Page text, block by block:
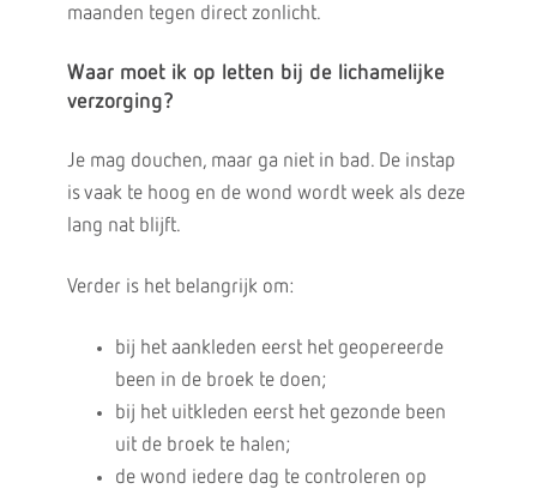
maanden tegen direct zonlicht.
Waar moet ik op letten bij de lichamelijke
verzorging?
Je mag douchen, maar ga niet in bad. De instap
is vaak te hoog en de wond wordt week als deze
lang nat blijft.
Verder is het belangrijk om:
bij het aankleden eerst het geopereerde
been in de broek te doen;
bij het uitkleden eerst het gezonde been
uit de broek te halen;
de wond iedere dag te controleren op